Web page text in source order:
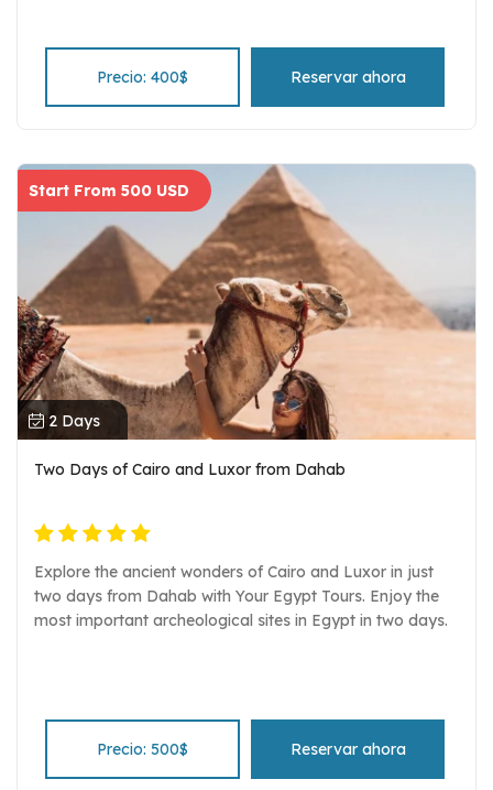
Precio: 400$ Reservar ahora
Start From 500 USD
2 Days
Two Days of Cairo and Luxor from Dahab
Explore the ancient wonders of Cairo and Luxor in just
two days from Dahab with Your Egypt Tours. Enjoy the
most important archeological sites in Egypt in two days.
Precio: 500$ Reservar ahora